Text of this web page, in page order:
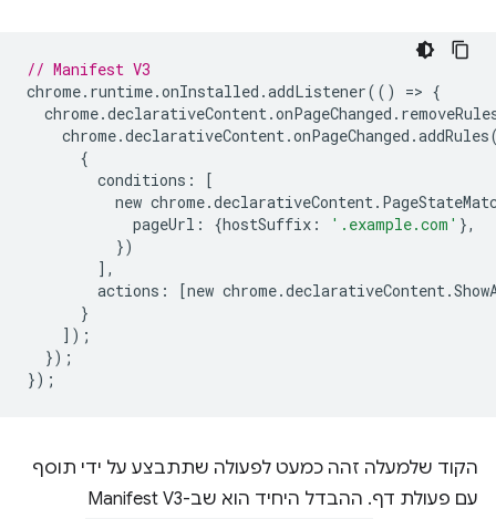
// Manifest V3
chrome. runtime.onInstalled .addListener(() => {
chrome.declarativeContent.onPageChanged .
chrome.declarativeContent.onPageChanged .addRules
{
conditions :
[
new chrome.declarativeContent.
pageUrl : {hostSuffix : '.example.com' },
})
],
actions : [new chrome.declarativeContent.
}
]);
});
});
הקוד שלמעלה זהה כמעט לפעולה שתתבצע על ידי תוסף
עם פעולת דף. ההבדל היחיד הוא שב-Manifest V3